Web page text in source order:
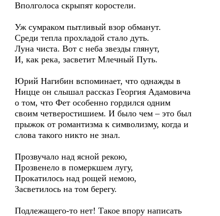
Вполголоса скрыпят коростели.
Уж сумраком пытливый взор обманут.
Среди тепла прохладой стало дуть.
Луна чиста. Вот с неба звезды глянут,
И, как река, засветит Млечный Путь.
Юрий Нагибин вспоминает, что однажды в
Ницце он слышал рассказ Георгия Адамовича
о том, что Фет особенно гордился одним
своим четверостишием. И было чем – это был
прыжок от романтизма к символизму, когда и
слова такого никто не знал.
Прозвучало над ясной рекою,
Прозвенело в померкшем лугу,
Прокатилось над рощей немою,
Засветилось на том берегу.
Подлежащего-то нет! Такое впору написать